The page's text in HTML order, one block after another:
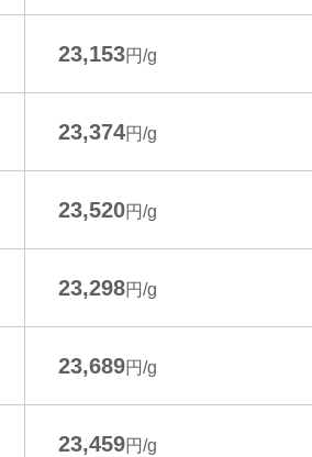
23,153円/g
23,374円/g
23,520円/g
23,298円/g
23,689円/g
23,459円/g